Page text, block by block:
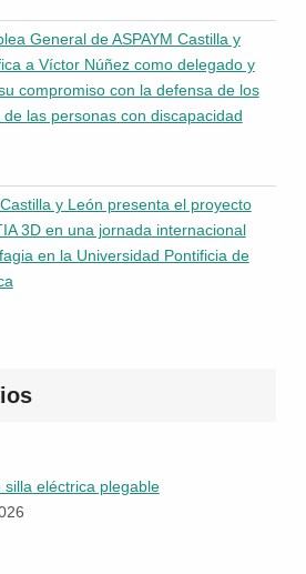
General de ASPAYM Castilla y
a Víctor Núñez como delegado y
compromiso con la defensa de los
las personas con discapacidad
y León presenta el proyecto
3D en una jornada internacional
en la Universidad Pontificia de
silla eléctrica plegable